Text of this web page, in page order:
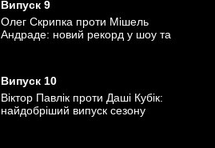
Випуск 9
Олег Скрипка проти Мішель
Андраде: новий рекорд у шоу та
Випуск 10
Віктор Павлік проти Даші Кубік:
найдобріший випуск сезону